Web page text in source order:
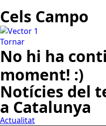
Cels Campo
Tornar
No hi ha
moment! :)
Notícies del
a Catalunya
Actualitat